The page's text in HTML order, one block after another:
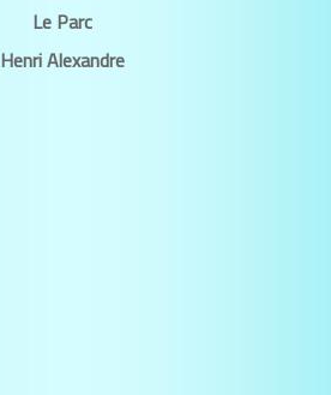
Le Parc
Henri Alexandre